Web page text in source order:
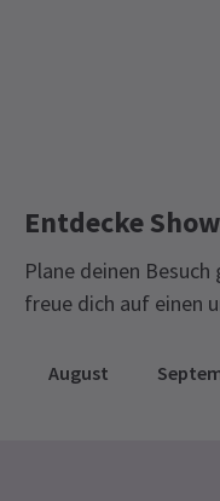
Entdecke
Plane deinen
freue dich auf einen
August